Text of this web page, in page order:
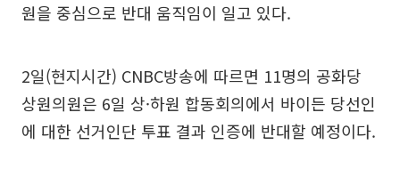
원을 중심으로 반대 움직임이 일고 있다.
2일(현지시간) CNBC방송에 따르면 11명의 공화당
상원의원은 6일 상·하원 합동회의에서 바이든 당선인
에 대한 선거인단 투표 결과 인증에 반대할 예정이다.